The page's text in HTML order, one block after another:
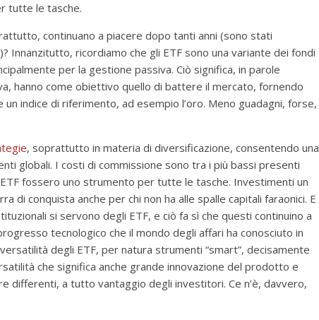
tutte le tasche.
continuano a piacere dopo tanti anni (sono stati
Innanzitutto, ricordiamo che gli ETF sono una variante dei fondi
per la gestione passiva. Ciò significa, in parole
hanno come obiettivo quello di battere il mercato, fornendo
indice di riferimento, ad esempio l’oro. Meno guadagni, forse,
, soprattutto in materia di diversificazione, consentendo una
globali. I costi di commissione sono tra i più bassi presenti
fossero uno strumento per tutte le tasche. Investimenti un
di conquista anche per chi non ha alle spalle capitali faraonici. E
si servono degli ETF, e ciò fa sì che questi continuino a
tecnologico che il mondo degli affari ha conosciuto in
degli ETF, per natura strumenti “smart”, decisamente
che significa anche grande innovazione del prodotto e
differenti, a tutto vantaggio degli investitori. Ce n’è, davvero,